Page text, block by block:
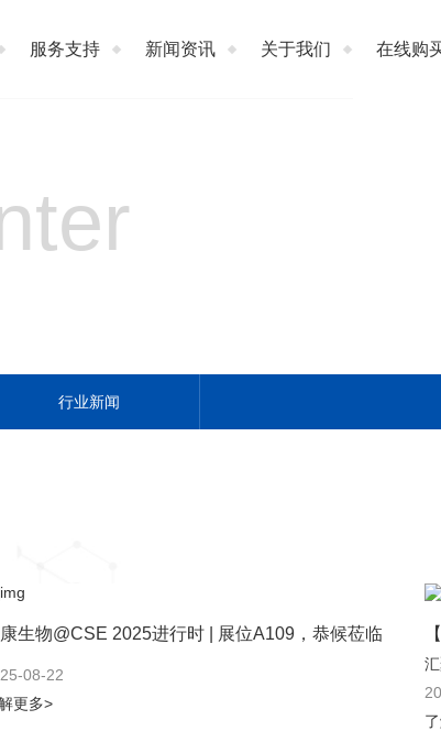
服务支持 新闻资讯 关于我们 在线购
行业新闻
生物@CSE 2025进行时 | 展位A109，恭候莅临
08-22
更多>